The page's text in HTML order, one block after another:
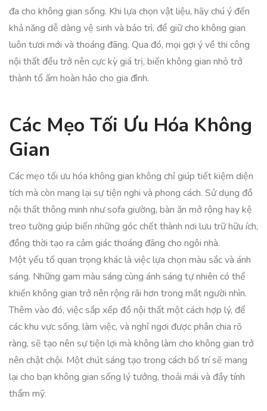
đa cho không gian sống. Khi lựa chọn vật liệu, hãy chú ý đến
khả năng dễ dàng vệ sinh và bảo trì, để giữ cho không gian
luôn tươi mới và thoáng đãng. Qua đó, mọi gợi ý về thi công
nội thất đều trở nên cực kỳ giá trị, biến không gian nhỏ trở
thành tổ ấm hoàn hảo cho gia đình.
Các Mẹo Tối Ưu Hóa Không
Gian
Các mẹo tối ưu hóa không gian không chỉ giúp tiết kiệm diện
tích mà còn mang lại sự tiện nghi và phong cách. Sử dụng đồ
nội thất thông minh như sofa giường, bàn ăn mở rộng hay kệ
treo tường giúp biến những góc chết thành nơi lưu trữ hữu ích,
đồng thời tạo ra cảm giác thoáng đãng cho ngôi nhà.
Một yếu tố quan trọng khác là việc lựa chọn màu sắc và ánh
sáng. Những gam màu sáng cùng ánh sáng tự nhiên có thể
khiến không gian trở nên rộng rãi hơn trong mắt người nhìn.
Thêm vào đó, việc sắp xếp đồ nội thất một cách hợp lý, để
các khu vực sống, làm việc, và nghỉ ngơi được phân chia rõ
ràng, sẽ tạo nên sự tiện lợi mà không làm cho không gian trở
nên chật chội. Một chút sáng tạo trong cách bố trí sẽ mang
lại cho bạn không gian sống lý tưởng, thoải mái và đầy tính
thẩm mỹ.